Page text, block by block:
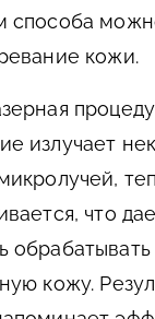
способа
кожи.
излучает
что
кожу.